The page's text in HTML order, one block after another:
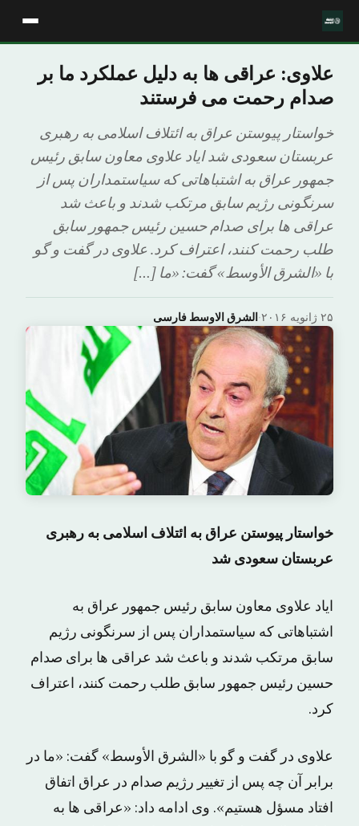
علاوی: عراقی ها به دلیل عملکرد ما بر
صدام رحمت می فرستند
خواستار پیوستن عراق به ائتلاف اسلامی به رهبری
عربستان سعودی شد ایاد علاوی معاون سابق رئیس
جمهور عراق به اشتباهاتی که سیاستمداران پس از
سرنگونی رژیم سابق مرتکب شدند و باعث شد
عراقی ها برای صدام حسین رئیس جمهور سابق
طلب رحمت کنند، اعتراف کرد. علاوی در گفت و گو
با «الشرق الأوسط» گفت: «ما […]
الشرق الاوسط فارسی· ۲۵ ژانویه ۲۰۱۶
خواستار پیوستن عراق به ائتلاف اسلامی به رهبری
عربستان سعودی شد
ایاد علاوی معاون سابق رئیس جمهور عراق به
اشتباهاتی که سیاستمداران پس از سرنگونی رژیم
سابق مرتکب شدند و باعث شد عراقی ها برای صدام
حسین رئیس جمهور سابق طلب رحمت کنند، اعتراف
کرد.
علاوی در گفت و گو با «الشرق الأوسط» گفت: «ما در
برابر آن چه پس از تغییر رژیم صدام در عراق اتفاق
افتاد مسؤل هستیم». وی ادامه داد: «عراقی ها به